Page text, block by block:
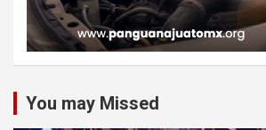
You may Missed